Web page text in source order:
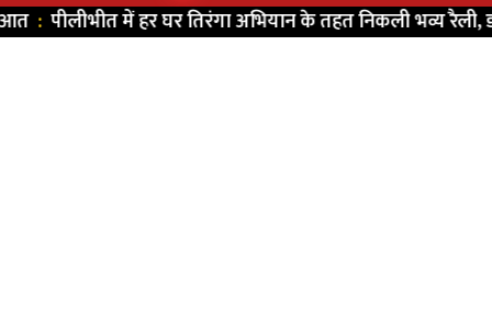
:पीलीभीत में हर घर तिरंगा अभियान के तहत निकली भव्य रैली,